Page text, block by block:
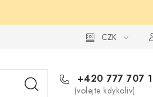
Podmínky ochrany osobních
CZK
+420 777 707
(volejte kdykoliv)